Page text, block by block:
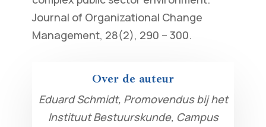
Journal of Organizational Change
Management, 28(2), 290 – 300.
Over de auteur
Eduard Schmidt, Promovendus bij het
Instituut Bestuurskunde, Campus